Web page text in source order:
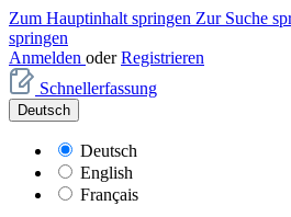
Zum Hauptinhalt springen Zur Suche
springen
Anmelden oder Registrieren
Schnellerfassung
Deutsch
Deutsch
English
Français